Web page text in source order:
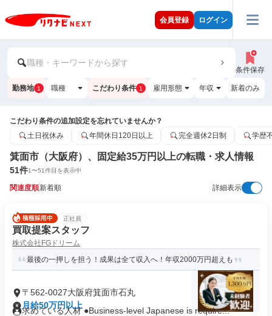
会員登録 ログイン
職種・キーワードから探す
条件保存
勤務地 1 職種 こだわり条件 1 雇用形態 年収 新着のみ
こだわり条件の追加設定を忘れていませんか？
土日祝休み
年間休日120日以上 完全週休2日制 学歴
箕面市（大阪府）、固定給35万円以上の転職・求人情報
51件1〜51件目を表示中
関連度順新着順 詳細表示
正社員
買取提案スタッフ
株式会社FGドリーム
最後の一押しを担う！成果は全て収入へ！年収2000万円超えも
〒562-0027大阪府箕面市石丸
月給50万円以上
求めている人材 ●Business-level Japanese is require...